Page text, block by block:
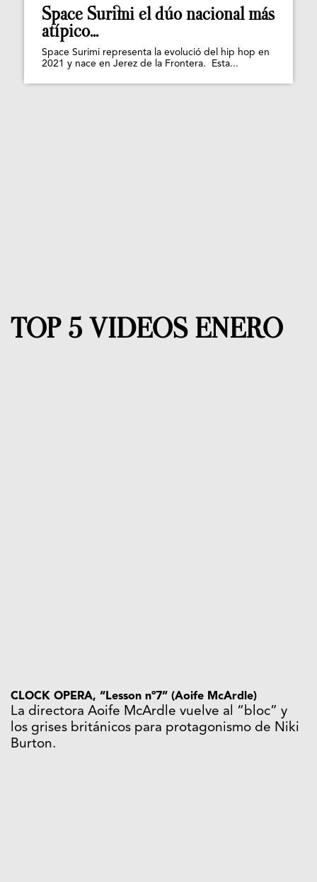
Space Surimi el dúo nacional más
atípico...
Space Surimi representa la evolució del hip hop en
2021 y nace en Jerez de la Frontera. Esta...
TOP 5 VIDEOS ENERO
CLOCK OPERA, “Lesson nº7” (Aoife McArdle)
La directora Aoife McArdle vuelve al “bloc” y
los grises británicos para protagonismo de Niki
Burton.